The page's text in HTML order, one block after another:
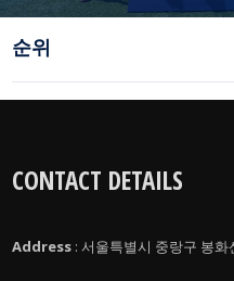
순위
CONTACT DETAILS
Address : 서울특별시 중랑구 봉화